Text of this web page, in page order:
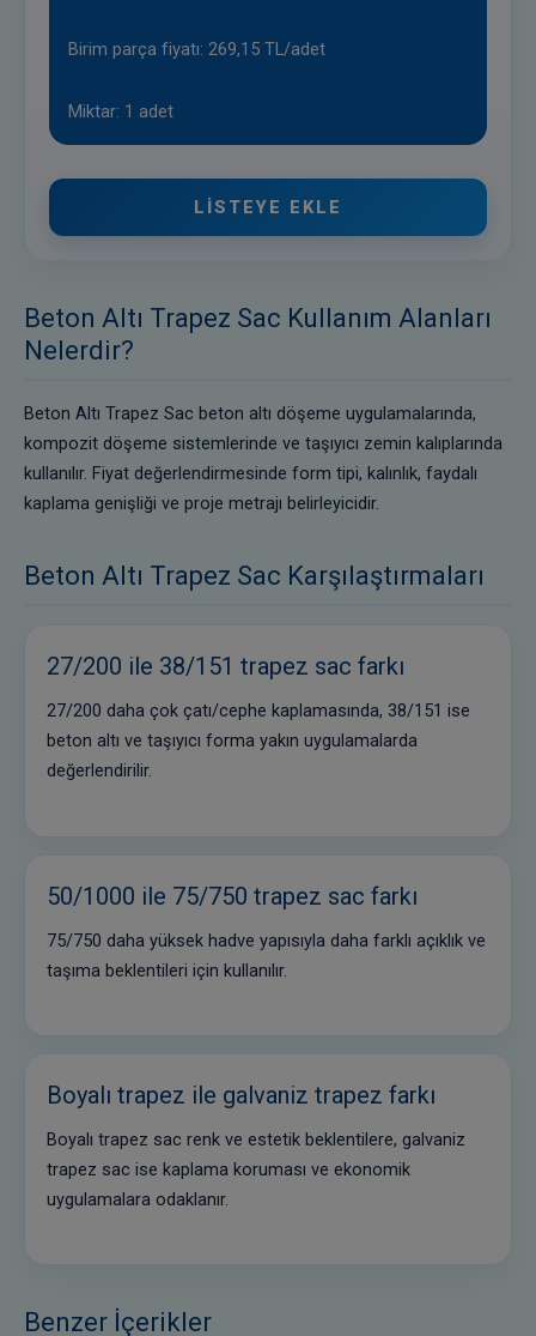
Birim parça fiyatı: 269,15 TL/adet
Miktar: 1 adet
LISTEYE EKLE
Beton Altı Trapez Sac Kullanım Alanları
Nelerdir?
Beton Altı Trapez Sac beton altı döşeme uygulamalarında,
kompozit döşeme sistemlerinde ve taşıyıcı zemin kalıplarında
kullanılır. Fiyat değerlendirmesinde form tipi, kalınlık, faydalı
kaplama genişliği ve proje metrajı belirleyicidir.
Beton Altı Trapez Sac Karşılaştırmaları
27/200 ile 38/151 trapez sac farkı
27/200 daha çok çatı/cephe kaplamasında, 38/151 ise
beton altı ve taşıyıcı forma yakın uygulamalarda
değerlendirilir.
50/1000 ile 75/750 trapez sac farkı
75/750 daha yüksek hadve yapısıyla daha farklı açıklık ve
taşıma beklentileri için kullanılır.
Boyalı trapez ile galvaniz trapez farkı
Boyalı trapez sac renk ve estetik beklentilere, galvaniz
trapez sac ise kaplama koruması ve ekonomik
uygulamalara odaklanır.
Benzer İçerikler